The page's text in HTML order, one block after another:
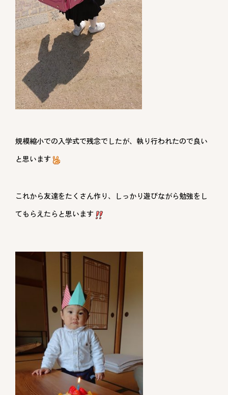
規模縮小での入学式で残念でしたが、執り行われたので良い
と思います
これから友達をたくさん作り、しっかり遊びながら勉強をし
てもらえたらと思います